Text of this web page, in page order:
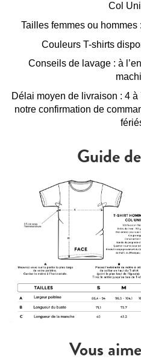
Col
Tailles femmes ou hommes
Couleurs T-shirts
Conseils de lavage : à
Délai moyen de livraison : 4
notre confirmation de
Guide
Vous